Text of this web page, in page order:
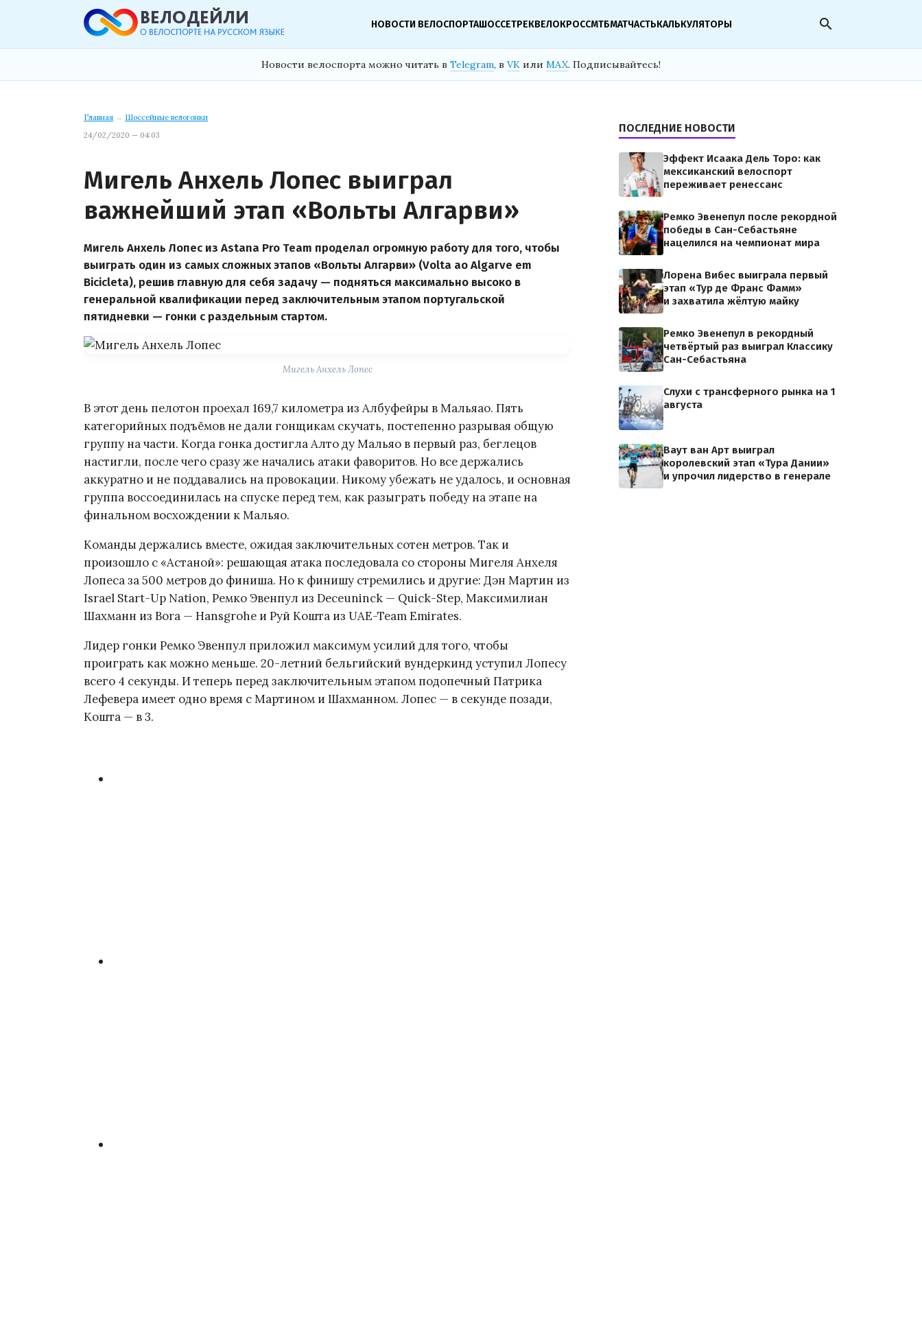
НОВОСТИ ВЕЛОСПОРТАШОССЕТРЕКВЕЛОКРОССМТБМАТЧАСТЬКАЛЬКУЛЯТОРЫ search
Новости велоспорта можно читать в Telegram, в VK или MAX. Подписывайтесь!
Главная → Шоссейные велогонки
24/02/2020 — 04:03
Мигель Анхель Лопес выиграл
важнейший этап «Вольты Алгарви»
Мигель Анхель Лопес из Astana Pro Team проделал огромную работу для того, чтобы
выиграть один из самых сложных этапов «Вольты Алгарви» (Volta ao Algarve em
Bicicleta), решив главную для себя задачу — подняться максимально высоко в
генеральной квалификации перед заключительным этапом португальской
пятидневки — гонки с раздельным стартом.
Мигель Анхель Лопес
В этот день пелотон проехал 169,7 километра из Албуфейры в Мальяао. Пять
категорийных подъёмов не дали гонщикам скучать, постепенно разрывая общую
группу на части. Когда гонка достигла Алто ду Мальяо в первый раз, беглецов
настигли, после чего сразу же начались атаки фаворитов. Но все держались
аккуратно и не поддавались на провокации. Никому убежать не удалось, и основная
группа воссоединилась на спуске перед тем, как разыграть победу на этапе на
финальном восхождении к Мальяо.
Команды держались вместе, ожидая заключительных сотен метров. Так и
произошло с «Астаной»: решающая атака последовала со стороны Мигеля Анхеля
Лопеса за 500 метров до финиша. Но к финишу стремились и другие: Дэн Мартин из
Israel Start-Up Nation, Ремко Эвенпул из Deceuninck — Quick-Step, Максимилиан
Шахманн из Bora — Hansgrohe и Руй Кошта из UAE-Team Emirates.
Лидер гонки Ремко Эвенпул приложил максимум усилий для того, чтобы
проиграть как можно меньше. 20-летний бельгийский вундеркинд уступил Лопесу
всего 4 секунды. И теперь перед заключительным этапом подопечный Патрика
Лефевера имеет одно время с Мартином и Шахманном. Лопес — в секунде позади,
Кошта — в 3.
ПОСЛЕДНИЕ НОВОСТИ
Эффект Исаака Дель Торо: как
мексиканский велоспорт
переживает ренессанс
Ремко Эвенепул после рекордной
победы в Сан-Себастьяне
нацелился на чемпионат мира
Лорена Вибес выиграла первый
этап «Тур де Франс Фамм»
и захватила жёлтую майку
Ремко Эвенепул в рекордный
четвёртый раз выиграл Классику
Сан-Себастьяна
Слухи с трансферного рынка на 1
августа
Ваут ван Арт выиграл
королевский этап «Тура Дании»
и упрочил лидерство в генерале